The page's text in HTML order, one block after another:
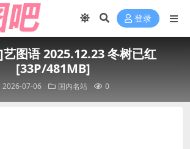
登录
图语 2025.12.23 冬树已红
[33P/481MB]
2026-07-06 国内名站 0